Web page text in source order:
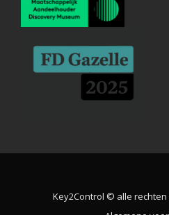
Key2Control © alle